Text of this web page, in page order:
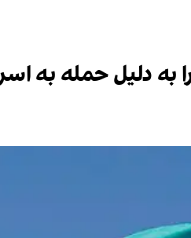
دلیل حمله به